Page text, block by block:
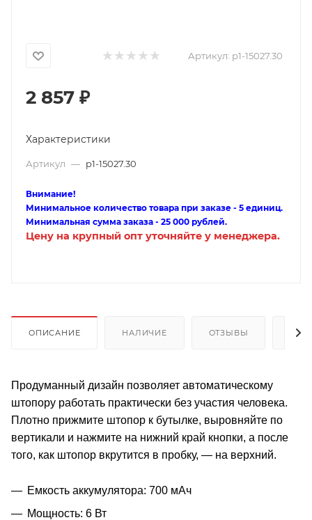
Артикул: p1-15027.30
2 857 ₽
Характеристики
Артикул — p1-15027.30
Внимание!
Минимальное количество товара при заказе - 5 единиц.
Минимальная сумма заказа - 25 000 рублей.
Цену на крупный опт уточняйте у менеджера.
ОПИСАНИЕ НАЛИЧИЕ ОТЗЫВЫ
Продуманный дизайн позволяет автоматическому
штопору работать практически без участия человека.
Плотно прижмите штопор к бутылке, выровняйте по
вертикали и нажмите на нижний край кнопки, а после
того, как штопор вкрутится в пробку, — на верхний.
Емкость аккумулятора: 700 мАч
Мощность: 6 Вт